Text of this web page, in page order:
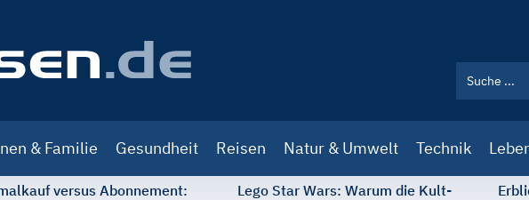
& Familie Gesundheit Reisen Natur & Umwelt Technik
versus Abonnement:
Lego Star Wars: Warum die Kult-